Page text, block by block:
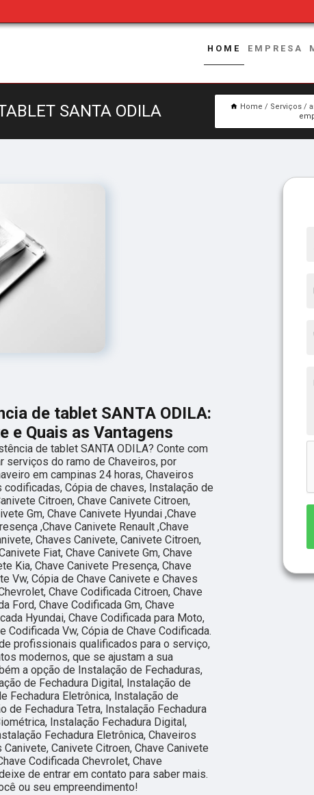
HOME EMPRESA
SANTA ODILA Home Serviços
de tablet SANTA ODILA:
e Quais as Vantagens
de tablet SANTA ODILA? Conte com
serviços do ramo de Chaveiros, por
em campinas 24 horas, Chaveiros
codificadas, Cópia de chaves, Instalação de
Citroen, Chave Canivete Citroen,
Gm, Chave Canivete Hyundai ,Chave
,Chave Canivete Renault ,Chave
Chaves Canivete, Canivete Citroen,
Fiat, Chave Canivete Gm, Chave
Kia, Chave Canivete Presença, Chave
Vw, Cópia de Chave Canivete e Chaves
Chave Codificada Citroen, Chave
Ford, Chave Codificada Gm, Chave
Hyundai, Chave Codificada para Moto,
Codificada Vw, Cópia de Chave Codificada.
profissionais qualificados para o serviço,
modernos, que se ajustam a sua
a opção de Instalação de Fechaduras,
de Fechadura Digital, Instalação de
Fechadura Eletrônica, Instalação de
de Fechadura Tetra, Instalação Fechadura
Instalação Fechadura Digital,
Fechadura Eletrônica, Chaveiros
Canivete Citroen, Chave Canivete
Codificada Chevrolet, Chave
de entrar em contato para saber mais.
ou seu empreendimento!